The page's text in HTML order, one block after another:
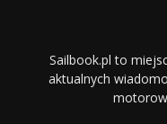
Sailbook.pl to
aktualnych